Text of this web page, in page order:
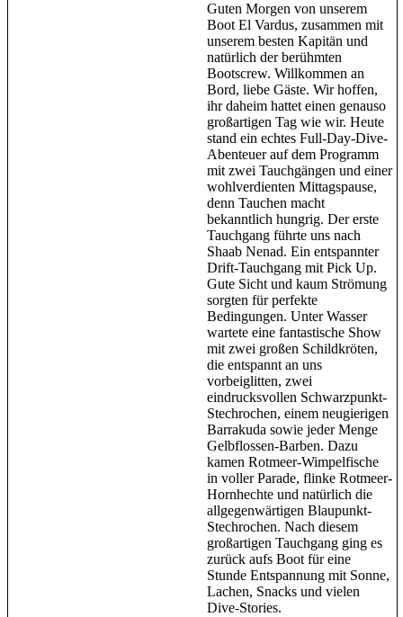
Guten Morgen von unserem
Boot El Vardus, zusammen mit
unserem besten Kapitän und
natürlich der berühmten
Bootscrew. Willkommen an
Bord, liebe Gäste. Wir hoffen,
ihr daheim hattet einen genauso
großartigen Tag wie wir. Heute
stand ein echtes Full-Day-Dive-
Abenteuer auf dem Programm
mit zwei Tauchgängen und einer
wohlverdienten Mittagspause,
denn Tauchen macht
bekanntlich hungrig. Der erste
Tauchgang führte uns nach
Shaab Nenad. Ein entspannter
Drift-Tauchgang mit Pick Up.
Gute Sicht und kaum Strömung
sorgten für perfekte
Bedingungen. Unter Wasser
wartete eine fantastische Show
mit zwei großen Schildkröten,
die entspannt an uns
vorbeiglitten, zwei
eindrucksvollen Schwarzpunkt-
Stechrochen, einem neugierigen
Barrakuda sowie jeder Menge
Gelbflossen-Barben. Dazu
kamen Rotmeer-Wimpelfische
in voller Parade, flinke Rotmeer-
Hornhechte und natürlich die
allgegenwärtigen Blaupunkt-
Stechrochen. Nach diesem
großartigen Tauchgang ging es
zurück aufs Boot für eine
Stunde Entspannung mit Sonne,
Lachen, Snacks und vielen
Dive-Stories.